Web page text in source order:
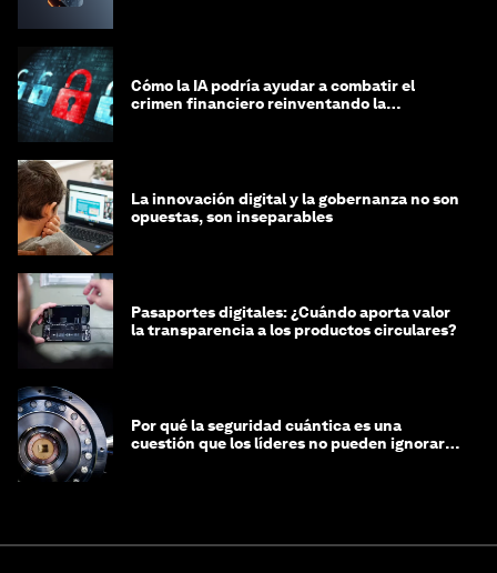
Cómo la IA podría ayudar a combatir el
crimen financiero reinventando la
La innovación digital y la gobernanza no son
opuestas, son inseparables
Pasaportes digitales: ¿Cuándo aporta valor
la transparencia a los productos circulares?
Por qué la seguridad cuántica es una
cuestión que los líderes no pueden ignorar